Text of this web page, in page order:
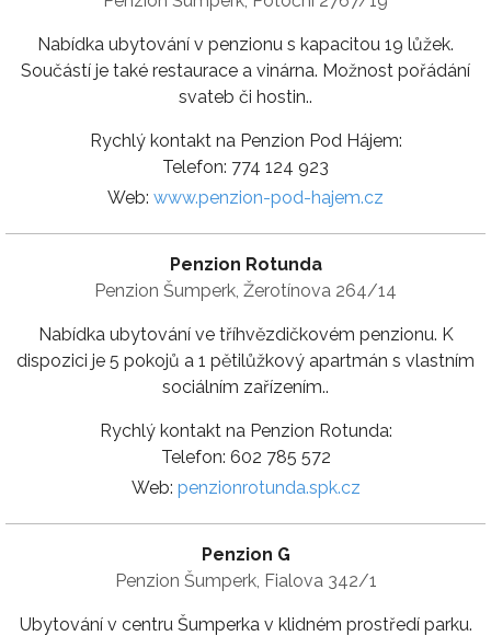
Nabídka ubytování v penzionu s kapacitou 19 lůžek.
Součástí je také restaurace a vinárna. Možnost pořádání
svateb či hostin..
Rychlý kontakt na Penzion Pod Hájem:
Telefon: 774 124 923
Web: www.penzion-pod-hajem.cz
Penzion Rotunda
Penzion Šumperk, Žerotínova 264/14
Nabídka ubytování ve tříhvězdičkovém penzionu. K
dispozici je 5 pokojů a 1 pětilůžkový apartmán s vlastním
sociálním zařízením..
Rychlý kontakt na Penzion Rotunda:
Telefon: 602 785 572
Web: penzionrotunda.spk.cz
Penzion G
Penzion Šumperk, Fialova 342/1
Ubytování v centru Šumperka v klidném prostředí parku.